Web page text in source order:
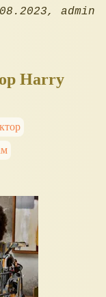
admin
Harry